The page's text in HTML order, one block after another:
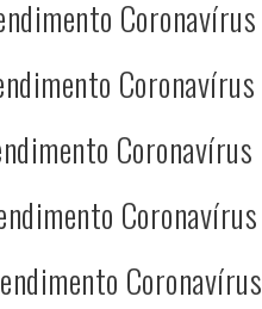
Coronavírus
Coronavírus
Coronavírus
Coronavírus
Coronavírus